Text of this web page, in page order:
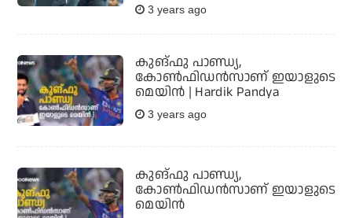
3 years ago
കുങ്ഫു പാണ്ഡ്യ,
കോണ്‍ഫിഡന്‍സാണ് ഇയാളുടെ
മെയിന്‍ | Hardik Pandya
3 years ago
കുങ്ഫു പാണ്ഡ്യ,
കോണ്‍ഫിഡന്‍സാണ് ഇയാളുടെ
മെയിന്‍